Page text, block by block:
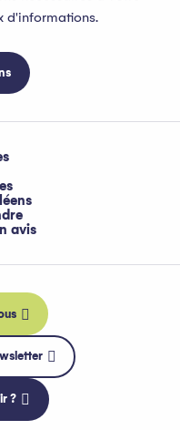
d'informations.
avis
?